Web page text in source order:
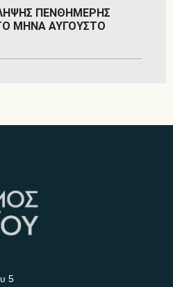
ΠΕΝΘΗΜΕΡΗΣ
ΜΗΝΑ ΑΥΓΟΥΣΤΟ
5